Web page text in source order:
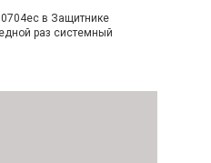
в Защитнике
раз системный